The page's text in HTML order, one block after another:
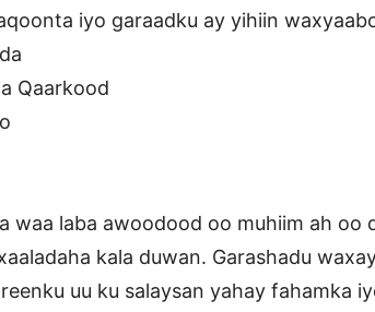
iyo garaadku ay yihiin
Qaarkood
waa laba awoodood oo muhiim ah oo
kala duwan. Garashadu
uu ku salaysan yahay fahamka